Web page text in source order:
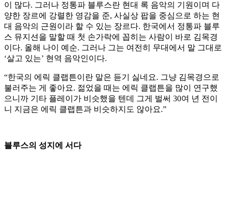
이 많다. 그러나 정통파 블루스란 현대 록 음악의 기원이며 다
양한 장르에 강렬한 영감을 준, 사실상 팝을 중심으로 하는 현
대 음악의 근원이라 할 수 있는 장르다. 한국에서 정통파 블루
스 뮤지션을 말할 때 첫 손가락에 꼽히는 사람이 바로 김목경
이다. 올해 나이 예순. 그러나 그는 여전히 무대에서 말 그대로
‘살고 있는’ 현역 음악인이다.
“한국의 에릭 클랩튼이란 말은 듣기 싫네요. 그냥 김목경으로
불러주는 게 좋아요. 젊었을 때는 에릭 클랩튼을 많이 연구했
으니까 기타 플레이가 비슷했을 텐데 그게 벌써 30여 년 전이
니 지금은 에릭 클랩튼과 비슷하지도 않아요.”
블루스의 성지에 서다